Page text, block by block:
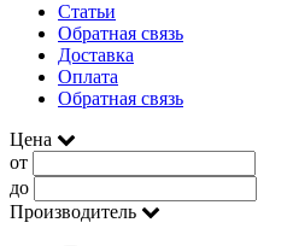
Статьи
Обратная связь
Доставка
Оплата
Обратная связь
Цена
от
до
Производитель